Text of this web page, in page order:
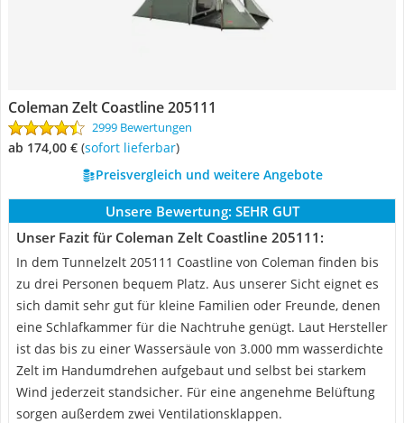
Coleman Zelt Coastline 205111
2999 Bewertungen
ab 174,00 € ( Sofort lieferbar)
Preisvergleich und weitere Angebote
Unsere Bewertung: SEHR GUT
Unser Fazit für Coleman Zelt Coastline 205111:
In dem Tunnelzelt 205111 Coastline von Coleman finden bis
zu drei Personen bequem Platz. Aus unserer Sicht eignet es
sich damit sehr gut für kleine Familien oder Freunde, denen
eine Schlafkammer für die Nachtruhe genügt. Laut Hersteller
ist das bis zu einer Wassersäule von 3.000 mm wasserdichte
Zelt im Handumdrehen aufgebaut und selbst bei starkem
Wind jederzeit standsicher. Für eine angenehme Belüftung
sorgen außerdem zwei Ventilationsklappen.